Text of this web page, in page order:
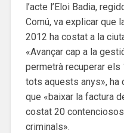
l’acte l’Eloi Badia,
Comú, va explicar que
2012 ha costat a la
«Avançar cap a la
permetrà recuperar
tots aquests anys», ha
que «baixar la factura
costat 20
criminals».